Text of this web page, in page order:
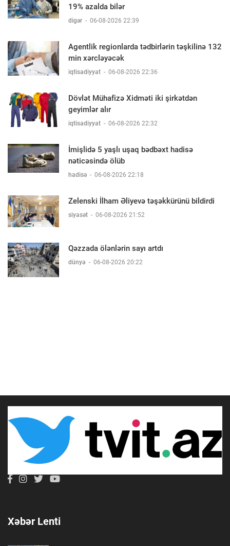
19% azalda bilər
digər - 06-08-2026 22:39
Agentlik regionlarda tədbirlərin təşkilinə 132
min xərcləyəcək
iqtisadiyyat - 06-08-2026 22:36
Dövlət Mühafizə Xidməti iki şirkətdən
geyimlər alır
iqtisadiyyat - 06-08-2026 22:32
İmişlidə 5 yaşlı uşaq bədbəxt hadisə
nəticəsində ölüb
hadisə - 06-08-2026 22:18
Zelenski İlham Əliyevə təşəkkürünü bildirdi
siyasət - 06-08-2026 21:52
Qəzzada ölənlərin sayı artdı
dünya - 06-08-2026 20:22
Xəbər Lenti